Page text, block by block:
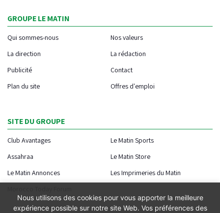
GROUPE LE MATIN
Qui sommes-nous
Nos valeurs
La direction
La rédaction
Publicité
Contact
Plan du site
Offres d'emploi
SITE DU GROUPE
Club Avantages
Le Matin Sports
Assahraa
Le Matin Store
Le Matin Annonces
Les Imprimeries du Matin
Nous utilisons des cookies pour vous apporter la meilleure
expérience possible sur notre site Web. Vos préférences des